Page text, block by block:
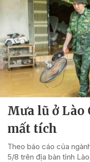
Mưa lũ ở Lào
mất tích
Theo báo cáo của
5/8 trên địa bàn tỉnh